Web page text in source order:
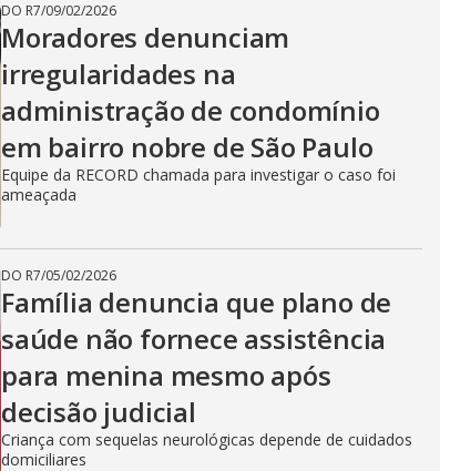
DO R7/09/02/2026
Moradores denunciam
irregularidades na
administração de condomínio
em bairro nobre de São Paulo
Equipe da RECORD chamada para investigar o caso foi
ameaçada
DO R7/05/02/2026
Família denuncia que plano de
saúde não fornece assistência
para menina mesmo após
decisão judicial
Criança com sequelas neurológicas depende de cuidados
domiciliares